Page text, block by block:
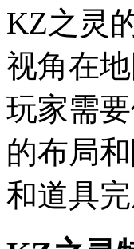
KZ之灵
视角在
玩家需
的布局
和道具完